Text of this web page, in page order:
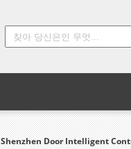
Door Intelligent